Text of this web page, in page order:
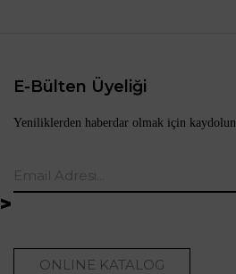
E-Bülten Üyeliği
Yeniliklerden haberdar olmak için kaydolun.
ONLINE KATALOG